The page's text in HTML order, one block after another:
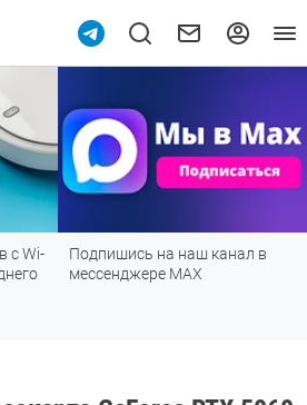
с Wi-
Подпишись на наш канал в
мессенджере МАХ